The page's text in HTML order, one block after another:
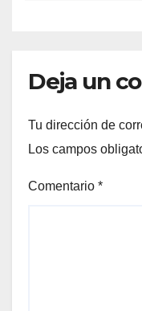
Deja un
Tu dirección de
Los campos
Comentario *